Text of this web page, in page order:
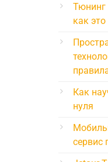
Тюнинг
как
Как
нуля
сервис